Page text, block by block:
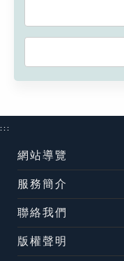
:::
網站導覽
服務簡介
聯絡我們
版權聲明